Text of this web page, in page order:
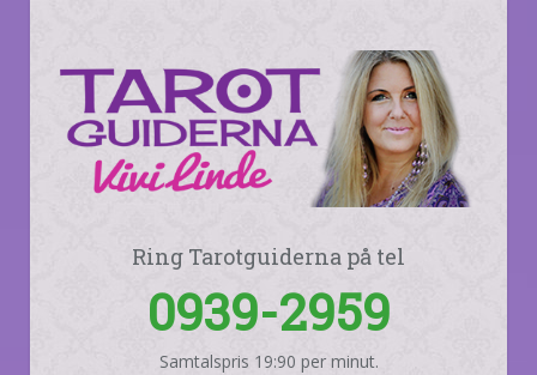
Ring Tarotguiderna på tel
0939-2959
Samtalspris 19:90 per minut.